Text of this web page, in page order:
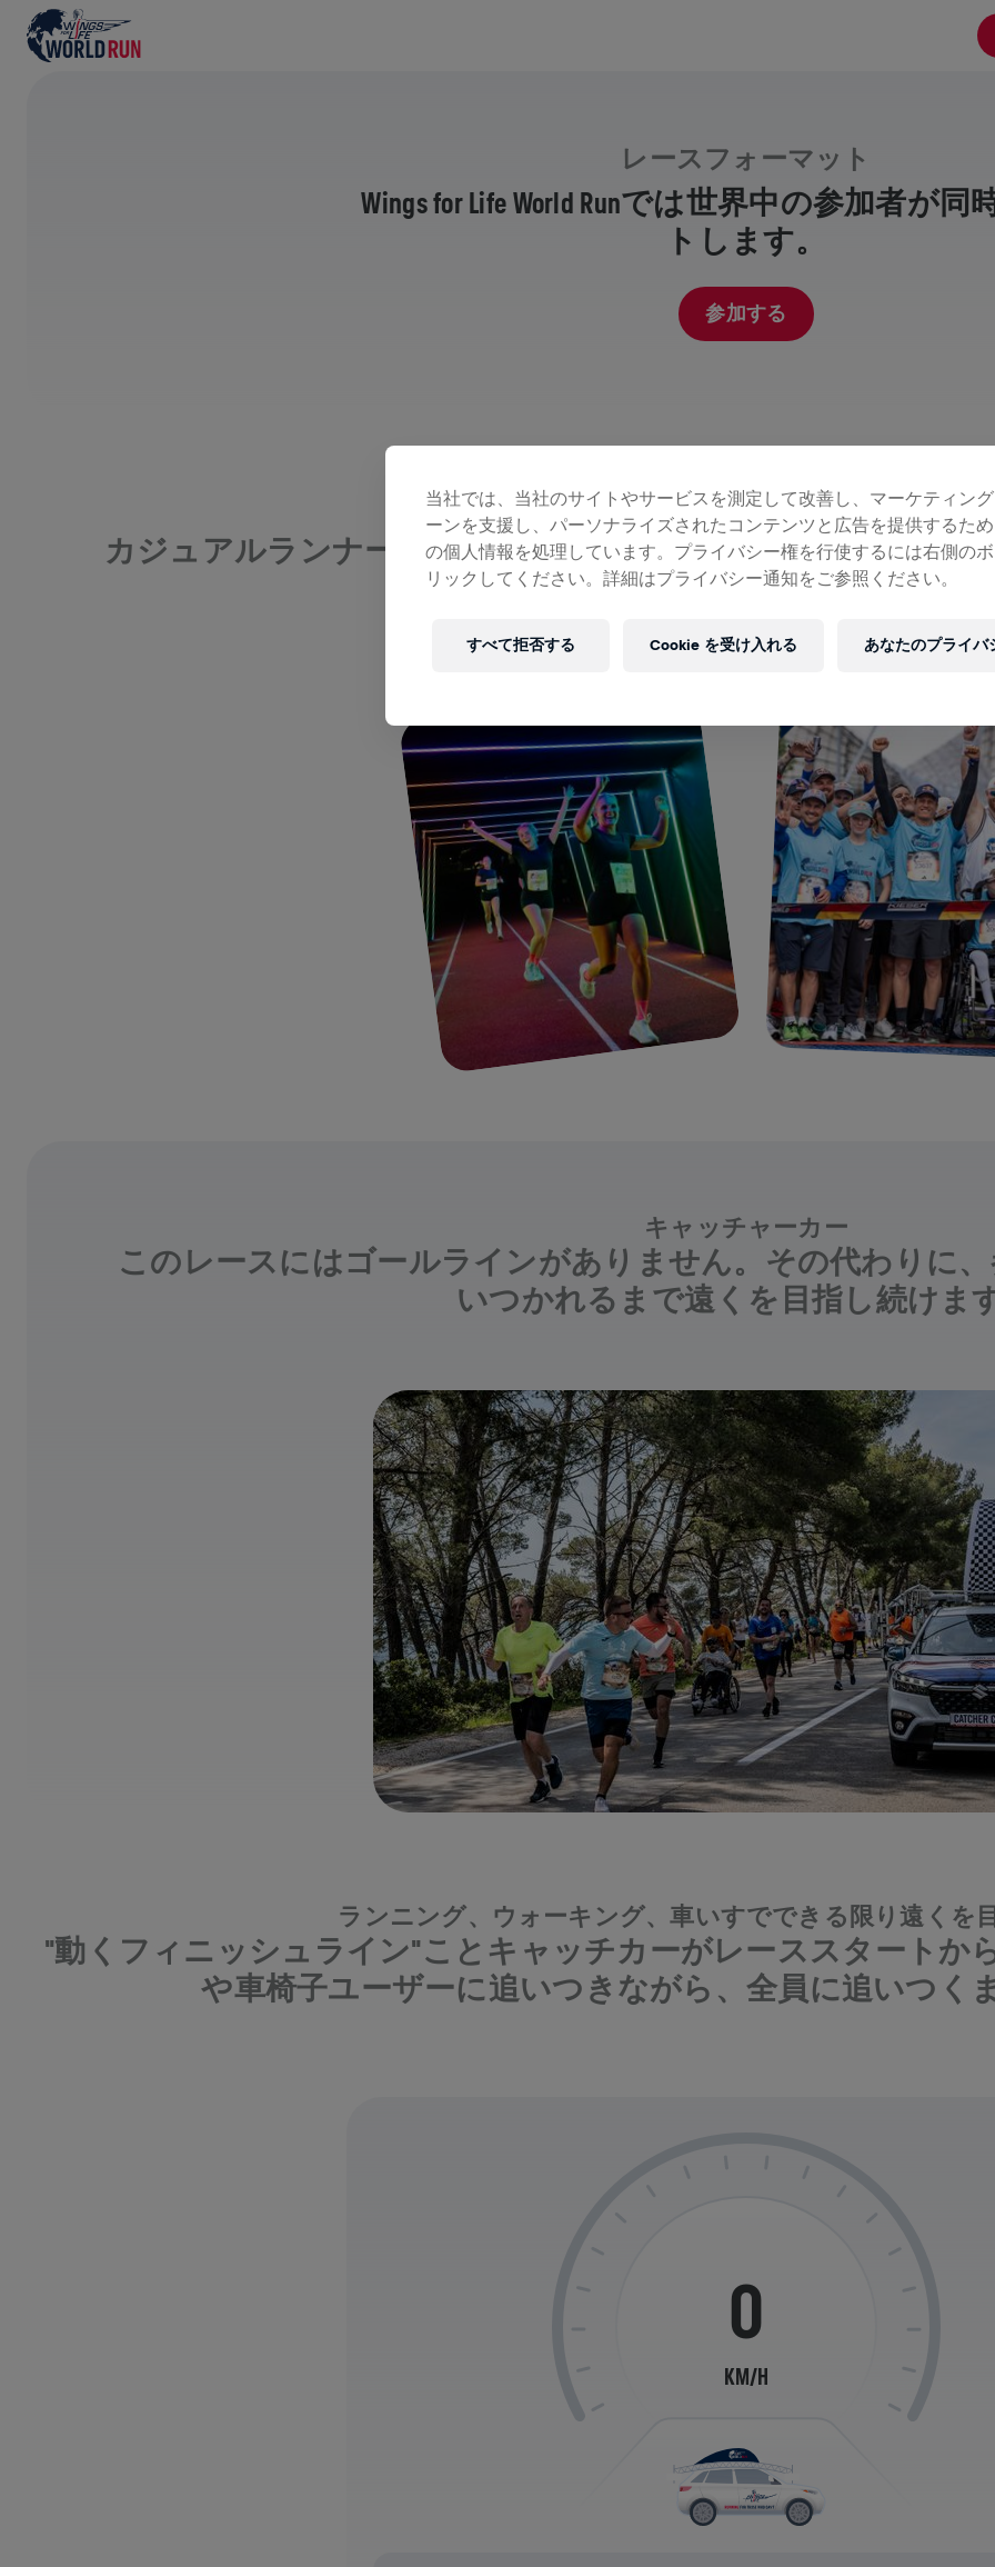
レースフォーマット
Wings for Life World Runでは世界中の参加者が
トします。
参加する
このイベントは誰でも参加できます
カジュアルランナー、アスリート、車いすユーザー、初心者
挑戦します。
キャッチャーカー
このレースにはゴールラインがありません。その代わりに
いつかれるまで遠くを目指し続けま
ランニング、ウォーキング、車いすでできる限り遠くを
"動くフィニッシュライン"ことキャッチカーがレーススタートか
や車椅子ユーザーに追いつきながら、全員に追いつく
0
KM/H
当社では、当社のサイトやサービスを測定して改善し、マーケティン
ーンを支援し、パーソナライズされたコンテンツと広告を提供するた
の個人情報を処理しています。プライバシー権を行使するには右側の
リックしてください。詳細はプライバシー通知をご参照ください。
あなたのプライバ
すべて拒否する Cookie を受け入れる